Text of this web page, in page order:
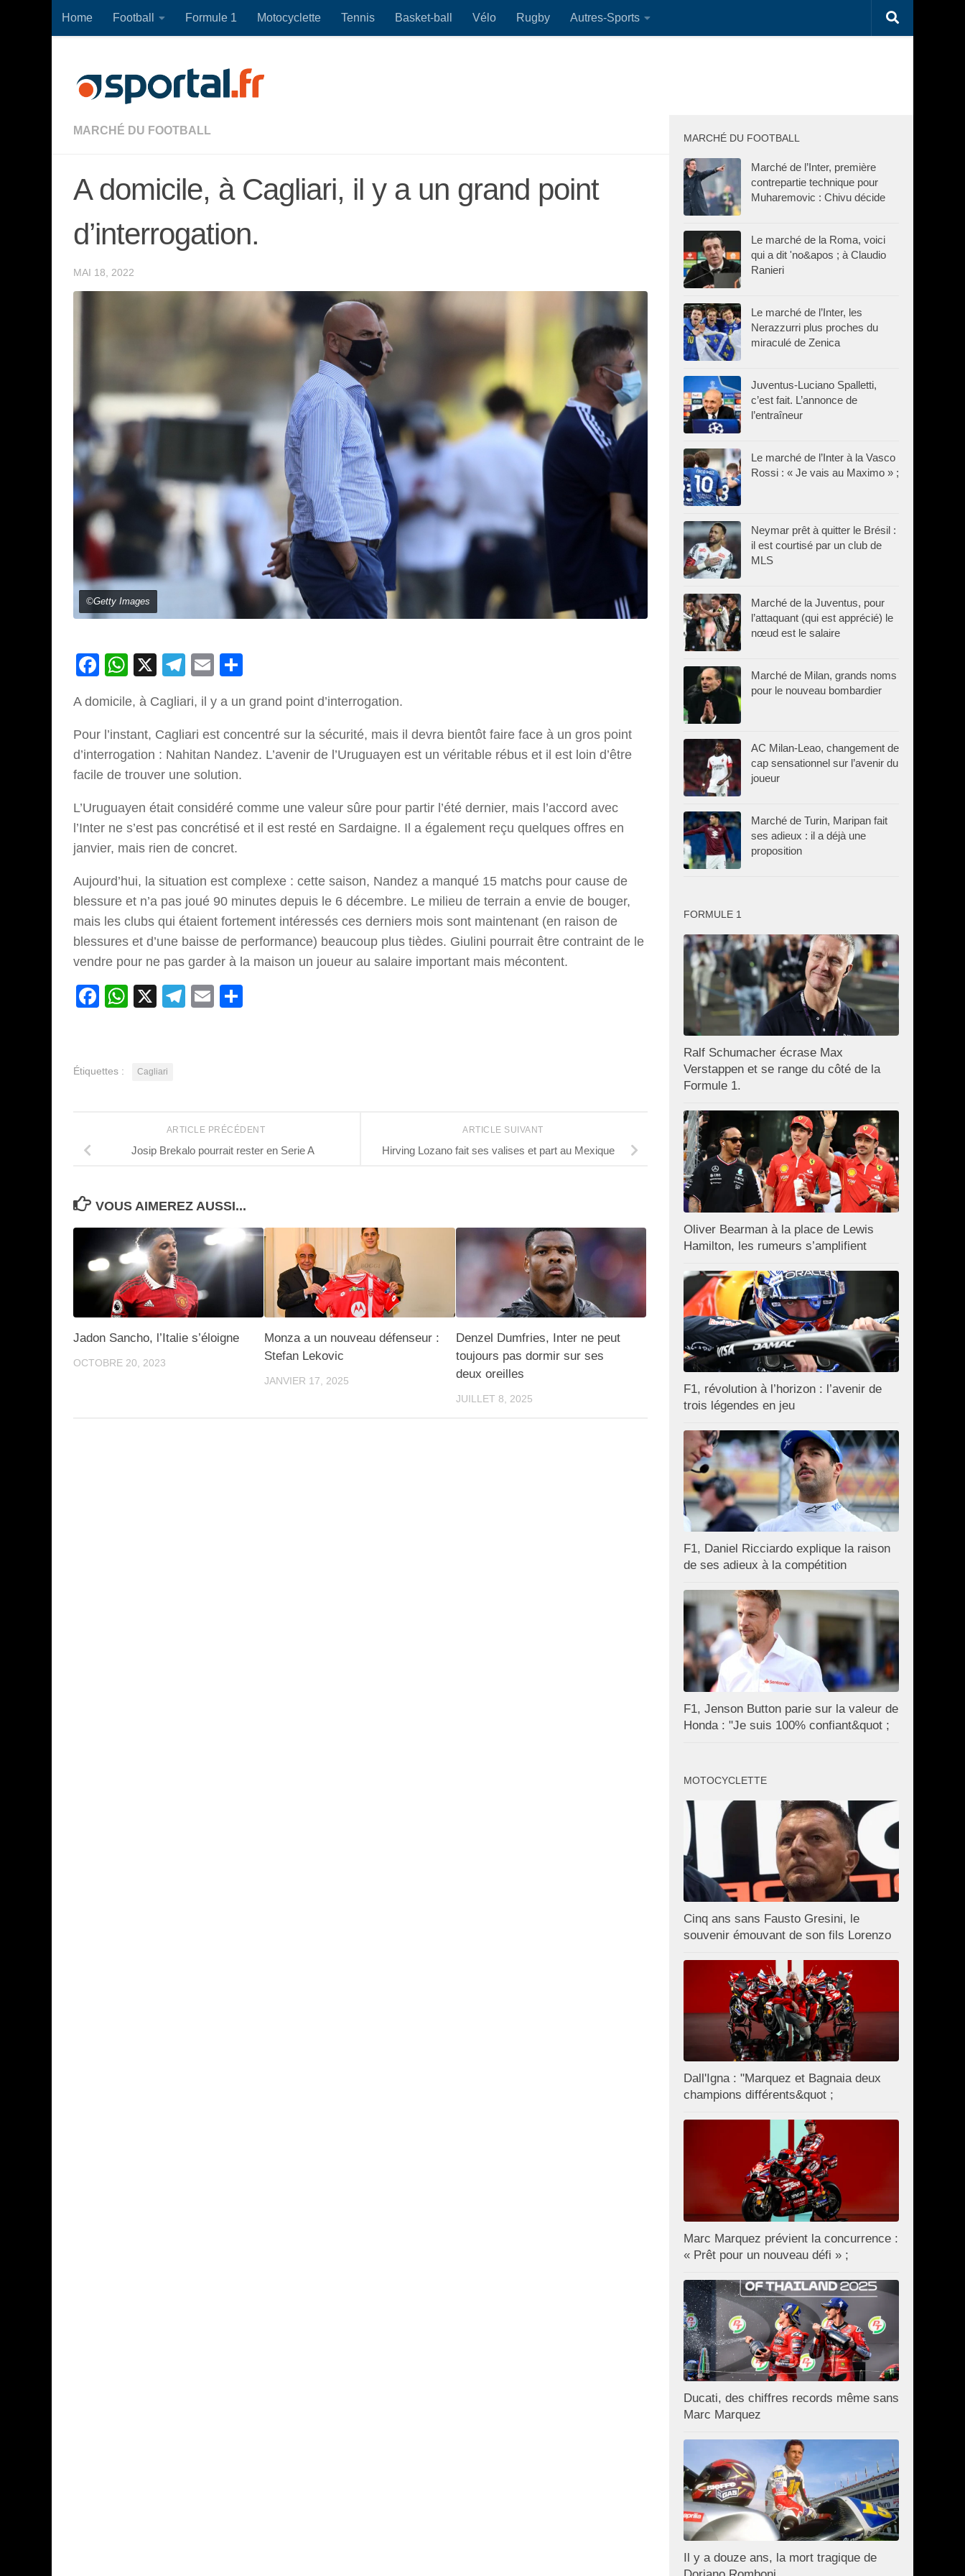
Skip to content
Home Football Formule 1 Motocyclette Tennis Basket-ball Vélo Rugby Autres-Sports
MARCHÉ DU FOOTBALL
A domicile, à Cagliari, il y a un grand point
d’interrogation.
MAI 18, 2022
©Getty Images
Facebook
WhatsApp
X Telegram
Email
A domicile, à Cagliari, il y a un grand point d’interrogation.
Pour l’instant, Cagliari est concentré sur la sécurité, mais il devra bientôt faire face à un gros point
d’interrogation : Nahitan Nandez. L’avenir de l’Uruguayen est un véritable rébus et il est loin d’être
facile de trouver une solution.
L’Uruguayen était considéré comme une valeur sûre pour partir l’été dernier, mais l’accord avec
l’Inter ne s’est pas concrétisé et il est resté en Sardaigne. Il a également reçu quelques offres en
janvier, mais rien de concret.
Aujourd’hui, la situation est complexe : cette saison, Nandez a manqué 15 matchs pour cause de
blessure et n’a pas joué 90 minutes depuis le 6 décembre. Le milieu de terrain a envie de bouger,
mais les clubs qui étaient fortement intéressés ces derniers mois sont maintenant (en raison de
blessures et d’une baisse de performance) beaucoup plus tièdes. Giulini pourrait être contraint de le
vendre pour ne pas garder à la maison un joueur au salaire important mais mécontent.
Facebook
WhatsApp
X Telegram
Email
Étiquettes : Cagliari
ARTICLE SUIVANT
Hirving Lozano fait ses valises et part au Mexique
ARTICLE PRÉCÉDENT
Josip Brekalo pourrait rester en Serie A
VOUS AIMEREZ AUSSI...
Jadon Sancho, l’Italie s’éloigne
OCTOBRE 20, 2023
Monza a un nouveau défenseur :
Stefan Lekovic
JANVIER 17, 2025
Denzel Dumfries, Inter ne peut
toujours pas dormir sur ses
deux oreilles
JUILLET 8, 2025
MARCHÉ DU FOOTBALL
Marché de l’Inter, première
contrepartie technique pour
Muharemovic : Chivu décide
Le marché de la Roma, voici
qui a dit 'no&apos ; à Claudio
Ranieri
Le marché de l’Inter, les
Nerazzurri plus proches du
miraculé de Zenica
Juventus-Luciano Spalletti,
c’est fait. L’annonce de
l’entraîneur
Le marché de l’Inter à la Vasco
Rossi : « Je vais au Maximo » ;
Neymar prêt à quitter le Brésil :
il est courtisé par un club de
MLS
Marché de la Juventus, pour
l’attaquant (qui est apprécié) le
nœud est le salaire
Marché de Milan, grands noms
pour le nouveau bombardier
AC Milan-Leao, changement de
cap sensationnel sur l’avenir du
joueur
Marché de Turin, Maripan fait
ses adieux : il a déjà une
proposition
FORMULE 1
Ralf Schumacher écrase Max
Verstappen et se range du côté de la
Formule 1.
Oliver Bearman à la place de Lewis
Hamilton, les rumeurs s’amplifient
F1, révolution à l’horizon : l’avenir de
trois légendes en jeu
F1, Daniel Ricciardo explique la raison
de ses adieux à la compétition
F1, Jenson Button parie sur la valeur de
Honda : "Je suis 100% confiant&quot ;
MOTOCYCLETTE
Cinq ans sans Fausto Gresini, le
souvenir émouvant de son fils Lorenzo
Dall'Igna : "Marquez et Bagnaia deux
champions différents&quot ;
Marc Marquez prévient la concurrence :
« Prêt pour un nouveau défi » ;
Ducati, des chiffres records même sans
Marc Marquez
Il y a douze ans, la mort tragique de